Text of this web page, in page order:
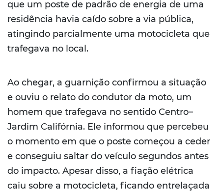
que um poste de padrão de energia de uma
residência havia caído sobre a via pública,
atingindo parcialmente uma motocicleta que
trafegava no local.
Ao chegar, a guarnição confirmou a situação
e ouviu o relato do condutor da moto, um
homem que trafegava no sentido Centro–
Jardim Califórnia. Ele informou que percebeu
o momento em que o poste começou a ceder
e conseguiu saltar do veículo segundos antes
do impacto. Apesar disso, a fiação elétrica
caiu sobre a motocicleta, ficando entrelaçada